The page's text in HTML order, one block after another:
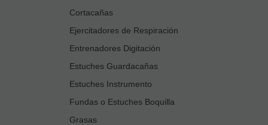
Cortacañas
Ejercitadores de Respiración
Entrenadores Digitación
Estuches Guardacañas
Estuches Instrumento
Fundas o Estuches Boquilla
Grasas